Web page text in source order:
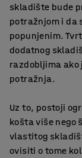
skladište bude
potražnjom i da
popunjenim.
dodatnog
razdobljima ako
potražnja.
Uz to, postoji
košta više nego
vlastitog
ovisiti o tome